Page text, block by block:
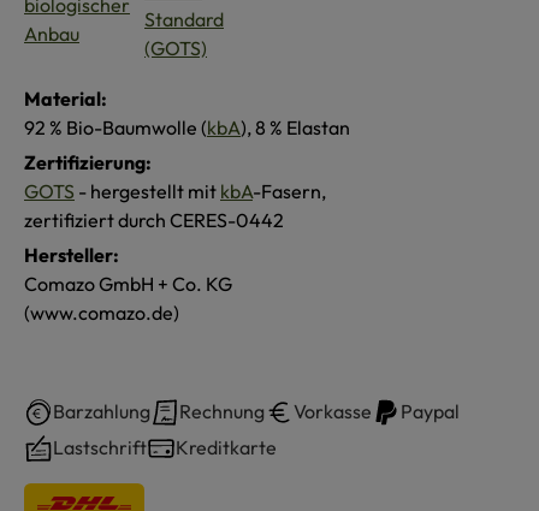
Material:
92 % Bio-Baumwolle (kbA), 8 % Elastan
Zertifizierung:
GOTS - hergestellt mit kbA-Fasern,
zertifiziert durch CERES-0442
Hersteller:
Comazo GmbH + Co. KG
(www.comazo.de)
Barzahlung Rechnung Vorkasse
Paypal
Lastschrift
Kreditkarte